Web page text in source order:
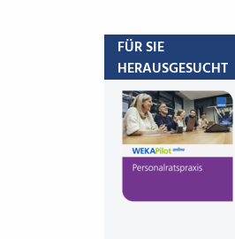
FÜR SIE
HERAUSGESUCHT